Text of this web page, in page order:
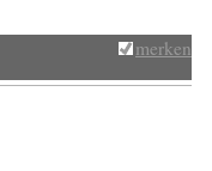
merken